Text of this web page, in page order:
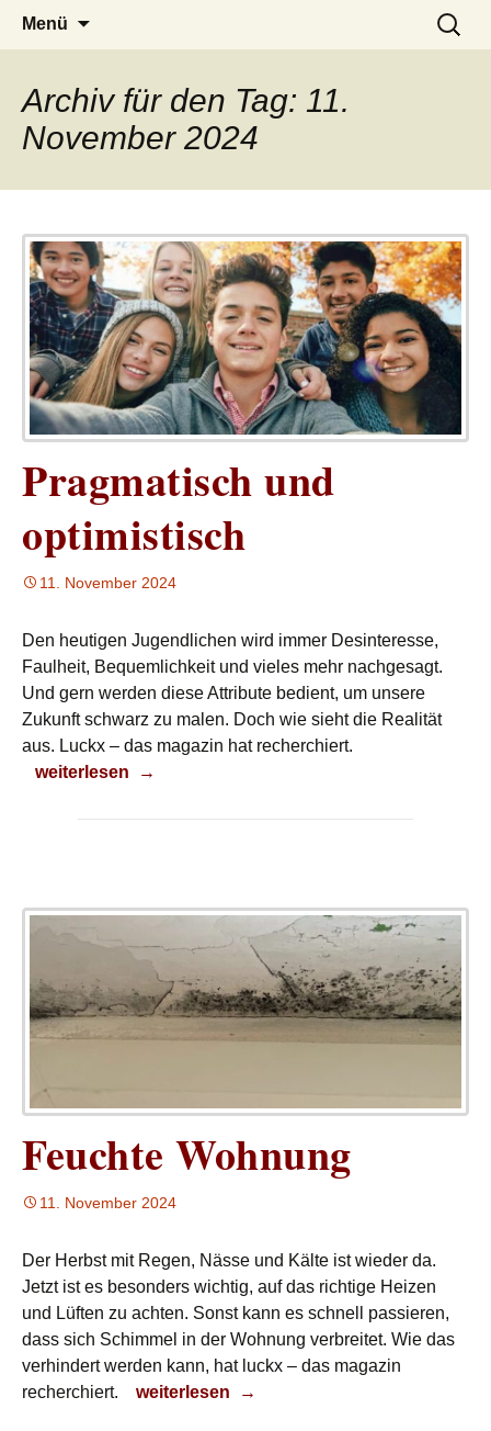
LUCKX
– das Magazin
Menü
Suchen
nach:
Archiv für den Tag: 11.
November 2024
Pragmatisch und
optimistisch
11. November 2024
Den heutigen Jugendlichen wird immer Desinteresse,
Faulheit, Bequemlichkeit und vieles mehr nachgesagt.
Und gern werden diese Attribute bedient, um unsere
Zukunft schwarz zu malen. Doch wie sieht die Realität
aus. Luckx – das magazin hat recherchiert.
Pragmatisch und optimistisch
weiterlesen →
Feuchte Wohnung
11. November 2024
Der Herbst mit Regen, Nässe und Kälte ist wieder da.
Jetzt ist es besonders wichtig, auf das richtige Heizen
und Lüften zu achten. Sonst kann es schnell passieren,
dass sich Schimmel in der Wohnung verbreitet. Wie das
verhindert werden kann, hat luckx – das magazin
recherchiert.
Feuchte Wohnung
weiterlesen →